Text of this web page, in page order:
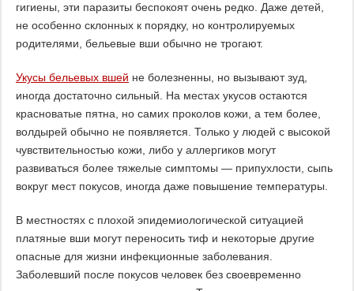
гигиены, эти паразиты беспокоят очень редко. Даже детей,
не особенно склонных к порядку, но контролируемых
родителями, бельевые вши обычно не трогают.
Укусы бельевых вшей не болезненны, но вызывают зуд,
иногда достаточно сильный. На местах укусов остаются
красноватые пятна, но самих проколов кожи, а тем более,
волдырей обычно не появляется. Только у людей с высокой
чувствительностью кожи, либо у аллергиков могут
развиваться более тяжелые симптомы — припухлости, сыпь
вокруг мест покусов, иногда даже повышение температуры.
В местностях с плохой эпидемиологической ситуацией
платяные вши могут переносить тиф и некоторые другие
опасные для жизни инфекционные заболевания.
Заболевший после покусов человек без своевременно